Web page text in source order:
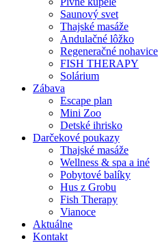
Saunový svet
Thajské masáže
Andulačné lôžko
Regeneračné nohavice
FISH THERAPY
Solárium
Zábava
Escape plan
Mini Zoo
Detské ihrisko
Darčekové poukazy
Thajské masáže
Wellness & spa a iné
Pobytové balíky
Hus z Grobu
Fish Therapy
Vianoce
Aktuálne
Kontakt